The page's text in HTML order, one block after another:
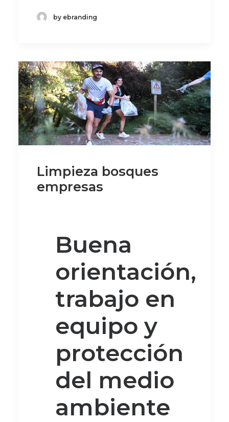
by ebranding
Limpieza bosques
empresas
Buena
orientación,
trabajo en
equipo y
protección
del medio
ambiente